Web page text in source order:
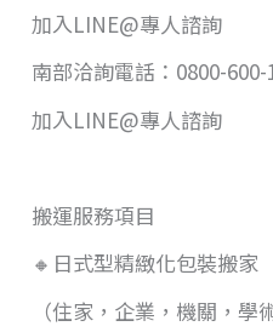
加入LINE@專人諮詢
南部洽詢電話：0800-600-
加入LINE@專人諮詢
搬運服務項目
🔸日式型精緻化包裝搬家
（住家，企業，機關，學